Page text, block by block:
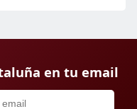
en tu email